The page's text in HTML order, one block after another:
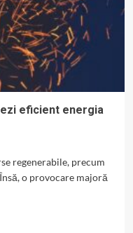
eficient energia
regenerabile, precum
o provocare majoră